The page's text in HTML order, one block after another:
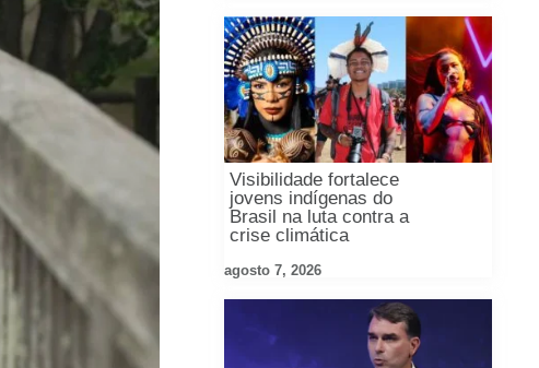
Visibilidade fortalece
jovens indígenas do
Brasil na luta contra a
crise climática
agosto 7, 2026